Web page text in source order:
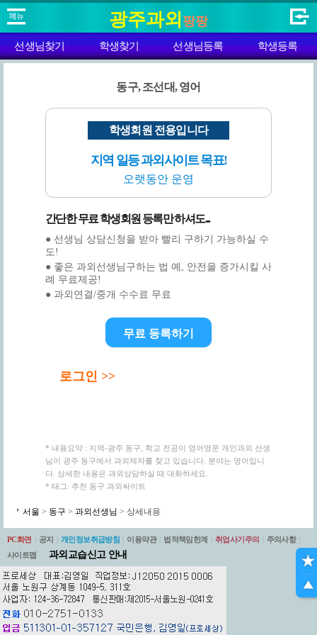
광주과외 팡팡
선생님찾기 학생찾기 선생님등록 학생등록
동구, 조선대, 영어
학생회원 전용입니다
지역 일등 과외사이트 목표!
오랫동안 운영
간단한 무료 학생회원 등록만 하셔도...
● 선생님 상담신청을 받아 빨리 구하기 가능하실 수
도!
● 좋은 과외선생님구하는 법 예, 안전을 증가시킬 사
례 무료제공!
● 과외연결/중개 수수료 무료
무료 등록하기
로그인 >>
* 내용요약 : 지역-광주 동구, 학교 전공이 영어영문 개인과외 선생
님이 광주 동구에서 과외제자를 찾고 있습니다. 분야는 영어입니
다. 상세한 내용은 과외상담하실 때 대화하세요.
* 태그: 추천 동구 과외싸이트
서울 > 동구 > 과외선생님 > 상세내용
PC화면 공지 개인정보취급방침 이용약관 법적책임한계 취업사기주의 주의사항
사이트맵
과외교습신고 안내